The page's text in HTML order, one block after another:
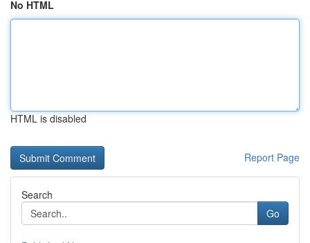
No HTML
HTML is disabled
Report Page
Search
Go